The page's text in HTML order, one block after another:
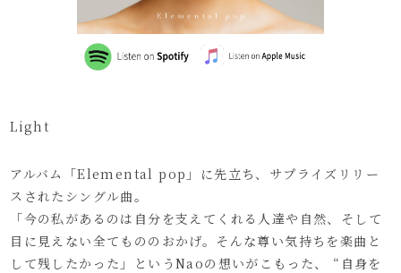
Light
アルバム「Elemental pop」に先立ち、サプライズリリー
スされたシングル曲。
「今の私があるのは自分を支えてくれる人達や自然、そして
目に見えない全てもののおかげ。そんな尊い気持ちを楽曲と
して残したかった」というNaoの想いがこもった、 “自身を